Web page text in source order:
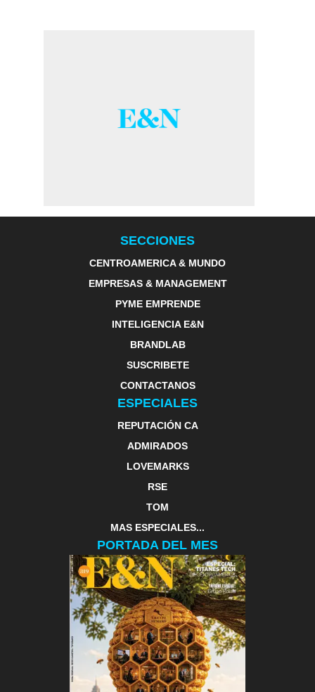
SECCIONES
CENTROAMERICA & MUNDO
EMPRESAS & MANAGEMENT
PYME EMPRENDE
INTELIGENCIA E&N
BRANDLAB
SUSCRIBETE
CONTACTANOS
ESPECIALES
REPUTACIÓN CA
ADMIRADOS
LOVEMARKS
RSE
TOM
MAS ESPECIALES...
PORTADA DEL MES